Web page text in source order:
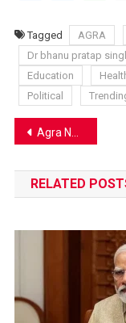
Tagged AGRA
Dr bhanu pratap
Education
Political
Post
Agra News: शमसाबाद में वीर शिरोमणि महाराणा प्रताप की प्रतिमा का होगा भव्य अनावरण; रक्षा मंत्री के संभावित दौरे के मद्देनजर प्रशासन अलर्ट
RELATED